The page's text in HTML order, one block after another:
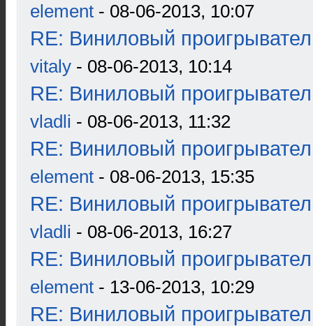
element - 08-06-2013, 10:07
RE: Виниловый
vitaly - 08-06-2013, 10:14
RE: Виниловый
vladli - 08-06-2013, 11:32
RE: Виниловый
element - 08-06-2013, 15:35
RE: Виниловый
vladli - 08-06-2013, 16:27
RE: Виниловый
element - 13-06-2013, 10:29
RE: Виниловый